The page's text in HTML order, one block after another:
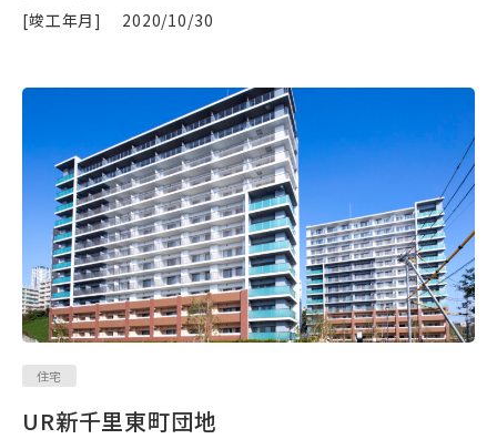
[竣工年月]
2020/10/30
住宅
UR新千里東町団地